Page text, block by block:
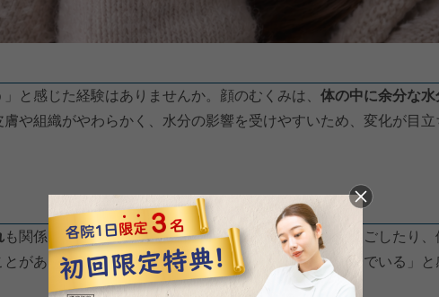
と感じた経験はありませんか。顔のむくみは、 体の中に余分な
や組織がやわらかく、水分の影響を受けやすいため、変化が目
も関係していると言われています。長時間同じ姿勢で過ごしたり
があるようです。その結果、朝起きたときに「むくんでいる」